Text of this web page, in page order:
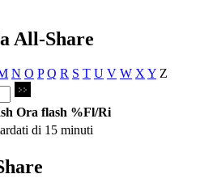
All-Share
N O P Q R S T U V W X Y Z
Ora flash %Fl/Ri
di 15 minuti